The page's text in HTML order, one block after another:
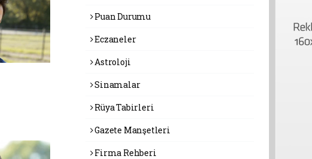
Puan Durumu
Eczaneler
Astroloji
Sinamalar
Rüya Tabirleri
Gazete Manşetleri
Firma Rehberi